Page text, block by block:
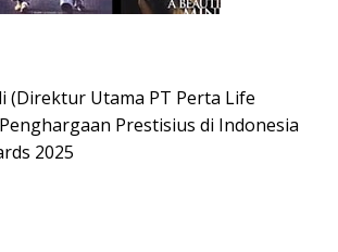
(Direktur Utama PT Perta Life
Prestisius di Indonesia
2025